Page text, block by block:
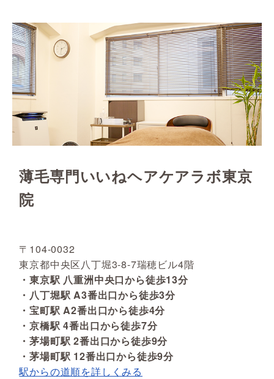
薄毛専門いいねヘアケアラボ東京
院
〒104-0032
東京都中央区八丁堀3-8-7瑞穂ビル4階
・東京駅 八重洲中央口から徒歩13分
・八丁堀駅 A3番出口から徒歩3分
・宝町駅 A2番出口から徒歩4分
・京橋駅 4番出口から徒歩7分
・茅場町駅 2番出口から徒歩9分
・茅場町駅 12番出口から徒歩9分
駅からの道順を詳しくみる